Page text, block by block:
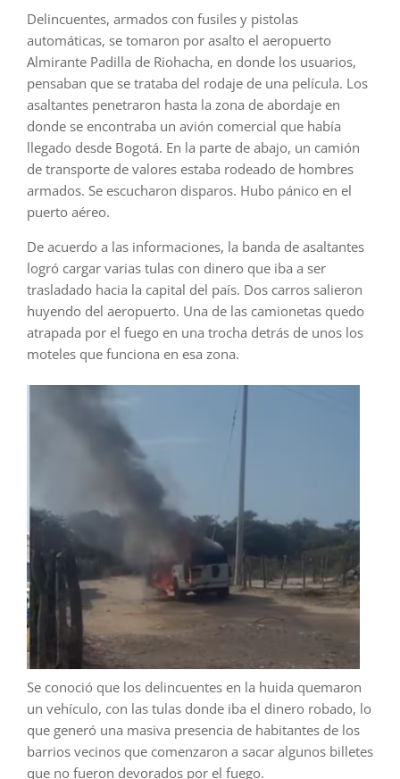
Delincuentes, armados con fusiles y pistolas
automáticas, se tomaron por asalto el aeropuerto
Almirante Padilla de Riohacha, en donde los usuarios,
pensaban que se trataba del rodaje de una película. Los
asaltantes penetraron hasta la zona de abordaje en
donde se encontraba un avión comercial que había
llegado desde Bogotá. En la parte de abajo, un camión
de transporte de valores estaba rodeado de hombres
armados. Se escucharon disparos. Hubo pánico en el
puerto aéreo.
De acuerdo a las informaciones, la banda de asaltantes
logró cargar varias tulas con dinero que iba a ser
trasladado hacia la capital del país. Dos carros salieron
huyendo del aeropuerto. Una de las camionetas quedo
atrapada por el fuego en una trocha detrás de unos los
moteles que funciona en esa zona.
Se conoció que los delincuentes en la huida quemaron
un vehículo, con las tulas donde iba el dinero robado, lo
que generó una masiva presencia de habitantes de los
barrios vecinos que comenzaron a sacar algunos billetes
que no fueron devorados por el fuego.